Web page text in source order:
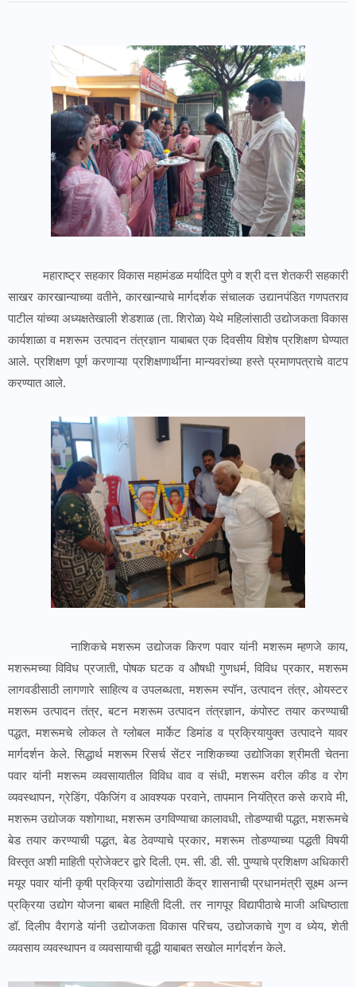
महाराष्ट्र सहकार विकास महामंडळ मर्यादित पुणे व श्री दत्त शेतकरी सहकारी
साखर कारखान्याच्या वतीने, कारखान्याचे मार्गदर्शक संचालक उद्यानपंडित गणपतराव
पाटील यांच्या अध्यक्षतेखाली शेडशाळ (ता. शिरोळ) येथे महिलांसाठी उद्योजकता विकास
कार्यशाळा व मशरूम उत्पादन तंत्रज्ञान याबाबत एक दिवसीय विशेष प्रशिक्षण घेण्यात
आले. प्रशिक्षण पूर्ण करणाऱ्या प्रशिक्षणार्थींना मान्यवरांच्या हस्ते प्रमाणपत्राचे वाटप
करण्यात आले.
नाशिकचे मशरूम उद्योजक किरण पवार यांनी मशरूम म्हणजे काय,
मशरूमच्या विविध प्रजाती, पोषक घटक व औषधी गुणधर्म, विविध प्रकार, मशरूम
लागवडीसाठी लागणारे साहित्य व उपलब्धता, मशरूम स्पॉन, उत्पादन तंत्र, ओयस्टर
मशरूम उत्पादन तंत्र, बटन मशरूम उत्पादन तंत्रज्ञान, कंपोस्ट तयार करण्याची
पद्धत, मशरूमचे लोकल ते ग्लोबल मार्केट डिमांड व प्रक्रियायुक्त उत्पादने यावर
मार्गदर्शन केले. सिद्धार्थ मशरूम रिसर्च सेंटर नाशिकच्या उद्योजिका श्रीमती चेतना
पवार यांनी मशरूम व्यवसायातील विविध वाव व संधी, मशरूम वरील कीड व रोग
व्यवस्थापन, ग्रेडिंग, पॅकेजिंग व आवश्यक परवाने, तापमान नियंत्रित कसे करावे मी,
मशरूम उद्योजक यशोगाथा, मशरूम उगविण्याचा कालावधी, तोडण्याची पद्धत, मशरूमचे
बेड तयार करण्याची पद्धत, बेड ठेवण्याचे प्रकार, मशरूम तोडण्याच्या पद्धती विषयी
विस्तृत अशी माहिती प्रोजेक्टर द्वारे दिली. एम. सी. डी. सी. पुण्याचे प्रशिक्षण अधिकारी
मयूर पवार यांनी कृषी प्रक्रिया उद्योगांसाठी केंद्र शासनाची प्रधानमंत्री सूक्ष्म अन्न
प्रक्रिया उद्योग योजना बाबत माहिती दिली. तर नागपूर विद्यापीठाचे माजी अधिष्ठाता
डॉ. दिलीप वैरागडे यांनी उद्योजकता विकास परिचय, उद्योजकाचे गुण व ध्येय, शेती
व्यवसाय व्यवस्थापन व व्यवसायाची वृद्धी याबाबत सखोल मार्गदर्शन केले.